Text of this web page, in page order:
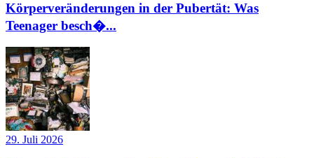
Körperveränderungen in der Pubertät: Was
Teenager besch�...
29. Juli 2026